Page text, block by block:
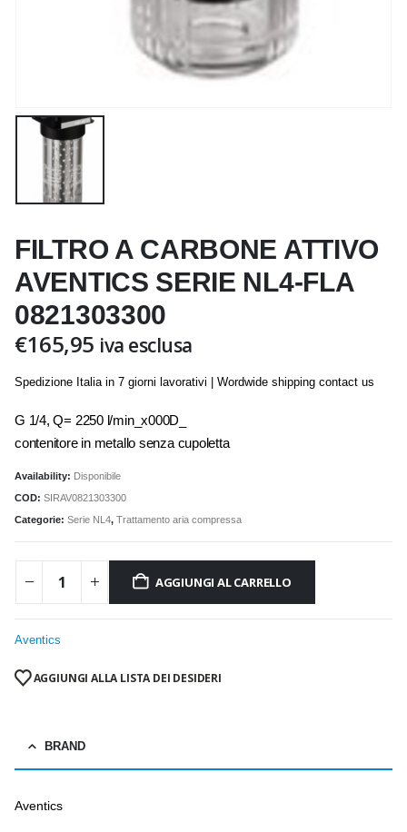
FILTRO A CARBONE ATTIVO
AVENTICS SERIE NL4-FLA
0821303300
€165,95 iva esclusa
Spedizione Italia in 7 giorni lavorativi | Wordwide shipping contact us
G 1/4, Q= 2250 l/min_x000D_
contenitore in metallo senza cupoletta
Availability: Disponibile
COD: SIRAV0821303300
Categorie: Serie NL4, Trattamento aria compressa
AGGIUNGI AL CARRELLO
Aventics
AGGIUNGI ALLA LISTA DEI DESIDERI
BRAND
Aventics